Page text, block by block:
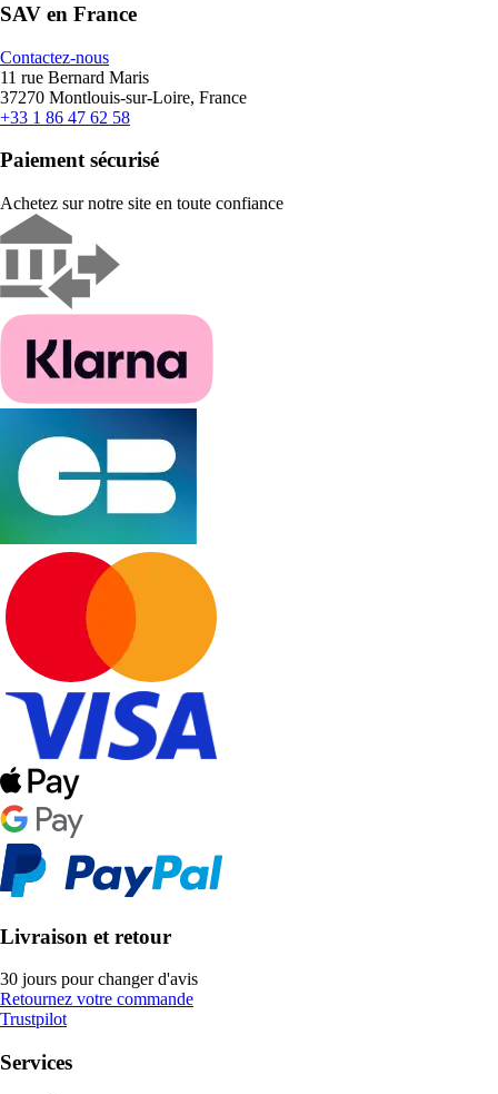
SAV en France
Contactez-nous
11 rue Bernard Maris
37270 Montlouis-sur-Loire, France
+33 1 86 47 62 58
Paiement sécurisé
Achetez sur notre site en toute confiance
Livraison et retour
30 jours pour changer d'avis
Retournez votre commande
Trustpilot
Services